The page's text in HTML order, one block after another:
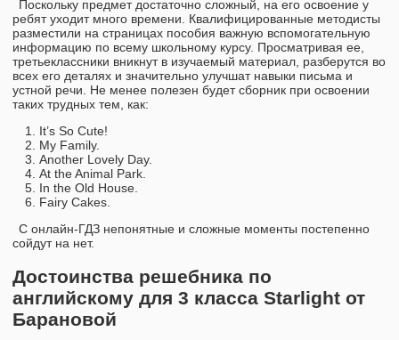
Поскольку предмет достаточно сложный, на его освоение у
ребят уходит много времени. Квалифицированные методисты
разместили на страницах пособия важную вспомогательную
информацию по всему школьному курсу. Просматривая ее,
третьеклассники вникнут в изучаемый материал, разберутся во
всех его деталях и значительно улучшат навыки письма и
устной речи. Не менее полезен будет сборник при освоении
таких трудных тем, как:
It’s So Cute!
My Family.
Another Lovely Day.
At the Animal Park.
In the Old House.
Fairy Cakes.
С онлайн-ГДЗ непонятные и сложные моменты постепенно
сойдут на нет.
Достоинства решебника по
английскому для 3 класса Starlight от
Барановой